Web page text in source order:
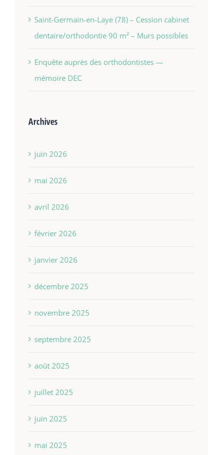
Saint-Germain-en-Laye (78) – Cession cabinet
dentaire/orthodontie 90 m² – Murs possibles
Enquête auprès des orthodontistes —
mémoire DEC
Archives
juin 2026
mai 2026
avril 2026
février 2026
janvier 2026
décembre 2025
novembre 2025
septembre 2025
août 2025
juillet 2025
juin 2025
mai 2025